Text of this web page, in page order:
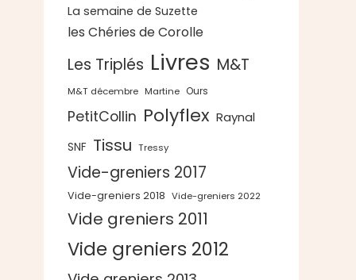
La semaine de Suzette
les Chéries de Corolle
Les Triplés Livres M&T
M&T décembre Martine Ours
PetitCollin Polyflex Raynal
SNF Tissu Tressy
Vide-greniers 2017
Vide-greniers 2018 Vide-greniers 2022
Vide greniers 2011
Vide greniers 2012